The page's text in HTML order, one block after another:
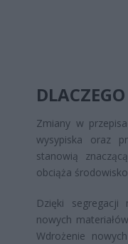
Zmiany w
wysypiska oraz
stanowią
obciąża
Dzięki
nowych
Wdrożenie